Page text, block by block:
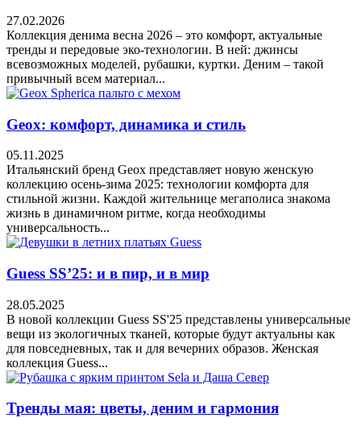
27.02.2026
Коллекция денима весна 2026 – это комфорт, актуальные
тренды и передовые эко-технологии. В ней: джинсы
всевозможных моделей, рубашки, куртки. Деним – такой
привычный всем материал...
Geox: комфорт, динамика и стиль
05.11.2025
Итальянский бренд Geox представляет новую женскую
коллекцию осень-зима 2025: технологии комфорта для
стильной жизни. Каждой жительнице мегаполиса знакома
жизнь в динамичном ритме, когда необходимы
универсальность...
Guess SS’25: и в пир, и в мир
28.05.2025
В новой коллекции Guess SS'25 представлены универсальные
вещи из экологичных тканей, которые будут актуальны как
для повседневных, так и для вечерних образов. Женская
коллекция Guess...
Тренды мая: цветы, деним и гармония